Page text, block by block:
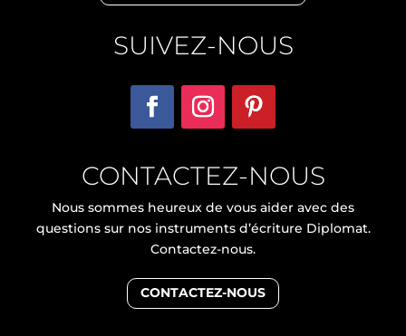
SUIVEZ-NOUS
CONTACTEZ-NOUS
Nous sommes heureux de vous aider avec des
questions sur nos instruments d’écriture Diplomat.
Contactez-nous.
CONTACTEZ-NOUS